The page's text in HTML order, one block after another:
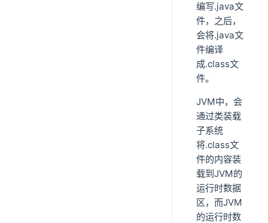
编写.java文
件，之后，
会将.java文
件编译
成.class文
件。
JVM中，会
通过类装载
子系统
将.class文
件的内容装
载到JVM的
运行时数据
区，而JVM
的运行时数